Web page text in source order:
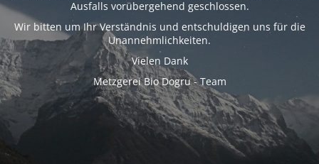
Ausfalls vorübergehend geschlossen.
Wir bitten um Ihr Verständnis und entschuldigen uns für die
Unannehmlichkeiten.
Vielen Dank
Metzgerei Bio Dogru - Team